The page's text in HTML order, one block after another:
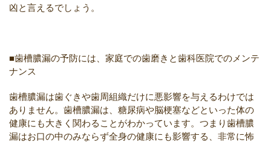
凶と言えるでしょう。
■歯槽膿漏の予防には、家庭での歯磨きと歯科医院でのメンテ
ナンス
歯槽膿漏は歯ぐきや歯周組織だけに悪影響を与えるわけでは
ありません。歯槽膿漏は、糖尿病や脳梗塞などといった体の
健康にも大きく関わることがわかっています。つまり歯槽膿
漏はお口の中のみならず全身の健康にも影響する、非常に怖